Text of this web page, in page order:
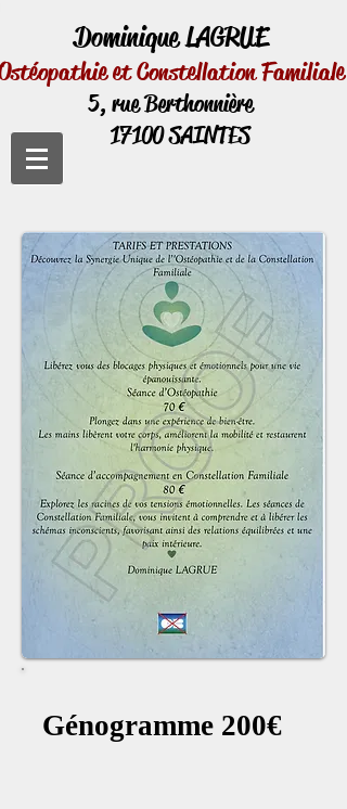
Dominique LAGRUE
etConstellation Familiale
5, rue Berthonnière
17100 SAINTES
Génogramme 200€